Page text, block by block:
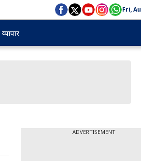
Fri,
व्यापार
ADVERTISEMENT